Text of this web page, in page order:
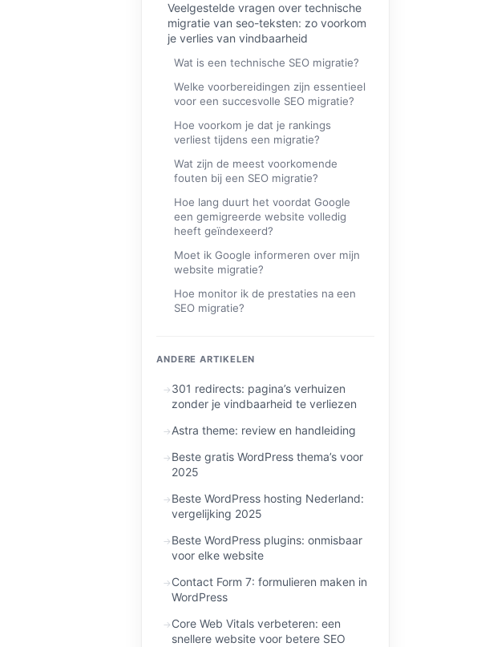
Veelgestelde vragen over technische
migratie van seo-teksten: zo voorkom
je verlies van vindbaarheid
Wat is een technische SEO migratie?
Welke voorbereidingen zijn essentieel
voor een succesvolle SEO migratie?
Hoe voorkom je dat je rankings
verliest tijdens een migratie?
Wat zijn de meest voorkomende
fouten bij een SEO migratie?
Hoe lang duurt het voordat Google
een gemigreerde website volledig
heeft geïndexeerd?
Moet ik Google informeren over mijn
website migratie?
Hoe monitor ik de prestaties na een
SEO migratie?
ANDERE ARTIKELEN
301 redirects: pagina’s verhuizen
zonder je vindbaarheid te verliezen
Astra theme: review en handleiding
Beste gratis WordPress thema’s voor
2025
Beste WordPress hosting Nederland:
vergelijking 2025
Beste WordPress plugins: onmisbaar
voor elke website
Contact Form 7: formulieren maken in
WordPress
Core Web Vitals verbeteren: een
snellere website voor betere SEO